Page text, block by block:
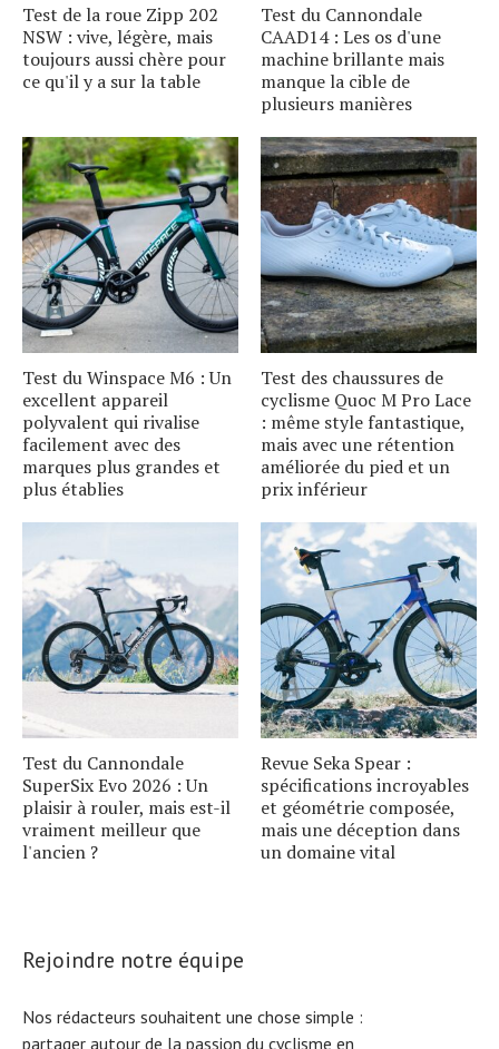
Test de la roue Zipp 202
NSW : vive, légère, mais
toujours aussi chère pour
ce qu'il y a sur la table
Test du Cannondale
CAAD14 : Les os d'une
machine brillante mais
manque la cible de
plusieurs manières
Test du Winspace M6 : Un
excellent appareil
polyvalent qui rivalise
facilement avec des
marques plus grandes et
plus établies
Test des chaussures de
cyclisme Quoc M Pro Lace
: même style fantastique,
mais avec une rétention
améliorée du pied et un
prix inférieur
Test du Cannondale
SuperSix Evo 2026 : Un
plaisir à rouler, mais est-il
vraiment meilleur que
l'ancien ?
Revue Seka Spear :
spécifications incroyables
et géométrie composée,
mais une déception dans
un domaine vital
Rejoindre notre équipe
Nos rédacteurs souhaitent une chose simple :
partager autour de la passion du cyclisme en